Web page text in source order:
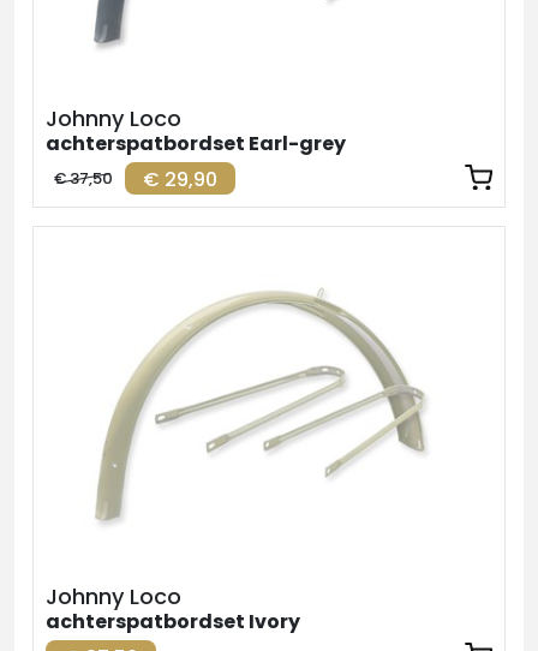
Johnny Loco
achterspatbordset Earl-grey
€ 29,90
€ 37,50
Johnny Loco
achterspatbordset Ivory